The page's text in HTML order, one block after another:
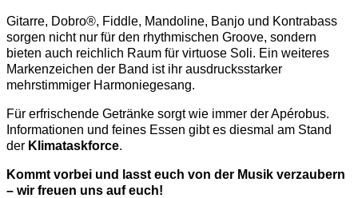
Gitarre, Dobro®, Fiddle, Mandoline, Banjo und Kontrabass
sorgen nicht nur für den rhythmischen Groove, sondern
bieten auch reichlich Raum für virtuose Soli. Ein weiteres
Markenzeichen der Band ist ihr ausdrucksstarker
mehrstimmiger Harmoniegesang.
Für erfrischende Getränke sorgt wie immer der Apérobus.
Informationen und feines Essen gibt es diesmal am Stand
der Klimataskforce.
Kommt vorbei und lasst euch von der Musik verzaubern
– wir freuen uns auf euch!